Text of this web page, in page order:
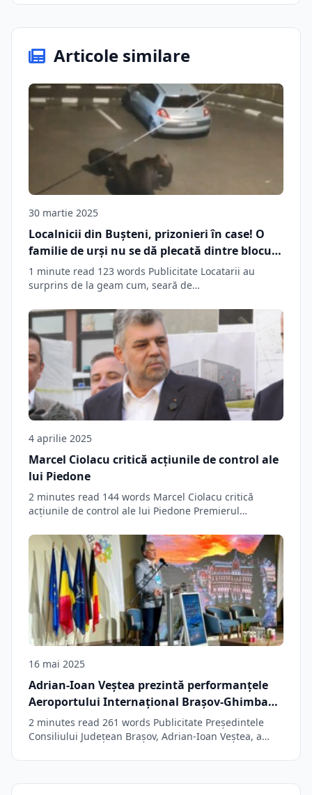
Articole similare
30 martie 2025
Localnicii din Buşteni, prizonieri în case! O
familie de urşi nu se dă plecată dintre blocuri
nici când este gonită de autorităţi
1 minute read 123 words Publicitate Locatarii au
surprins de la geam cum, seară de…
4 aprilie 2025
Marcel Ciolacu critică acțiunile de control ale
lui Piedone
2 minutes read 144 words Marcel Ciolacu critică
acțiunile de control ale lui Piedone Premierul…
16 mai 2025
Adrian-Ioan Veștea prezintă performanțele
Aeroportului Internațional Brașov-Ghimbav
la cel mai important eveniment de profil
2 minutes read 261 words Publicitate Președintele
Consiliului Județean Brașov, Adrian-Ioan Veștea, a